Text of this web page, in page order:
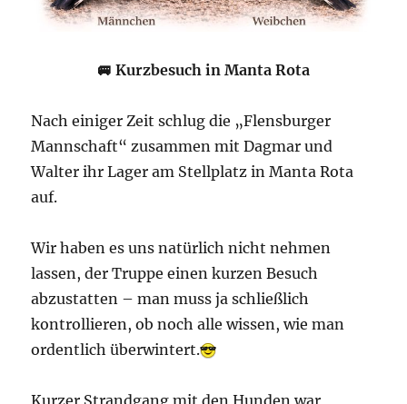
🚐 Kurzbesuch in Manta Rota
Nach einiger Zeit schlug die „Flensburger
Mannschaft“ zusammen mit Dagmar und
Walter ihr Lager am Stellplatz in Manta Rota
auf.
Wir haben es uns natürlich nicht nehmen
lassen, der Truppe einen kurzen Besuch
abzustatten – man muss ja schließlich
kontrollieren, ob noch alle wissen, wie man
ordentlich überwintert.
Kurzer Strandgang mit den Hunden war